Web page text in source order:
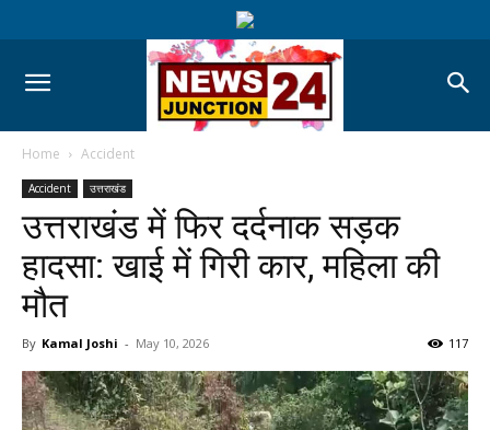
Home Accident
Accident उत्तराखंड
उत्तराखंड में फिर दर्दनाक सड़क
हादसा: खाई में गिरी कार, महिला की
मौत
By Kamal Joshi - May 10, 2026 117